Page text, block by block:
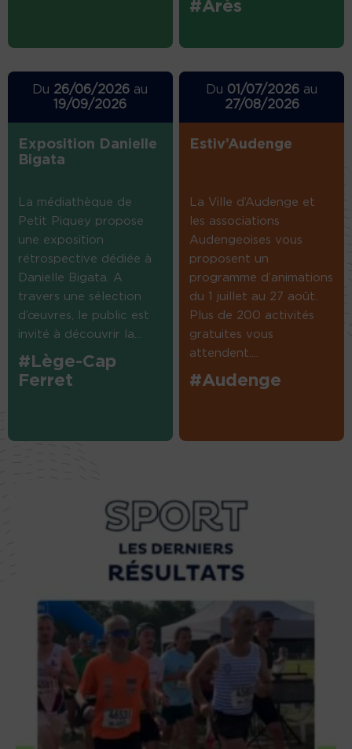
#Arès
Du 26/06/2026 au
19/09/2026
Exposition Danielle
Bigata
La médiathèque de
Petit Piquey propose
une exposition
rétrospective dédiée à
Danielle Bigata. A
travers une sélection
d’œuvres, le public est
invité à découvrir la...
#Lège-Cap
Ferret
Du 01/07/2026 au
27/08/2026
Estiv’Audenge
La Ville d’Audenge et
les associations
Audengeoises vous
proposent un
programme d’animations
du 1 juillet au 27 août.
Plus de 200 activités
gratuites vous
attendent....
#Audenge